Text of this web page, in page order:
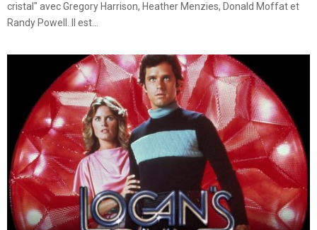
cristal" avec Gregory Harrison, Heather Menzies, Donald Moffat et
Randy Powell. Il est...